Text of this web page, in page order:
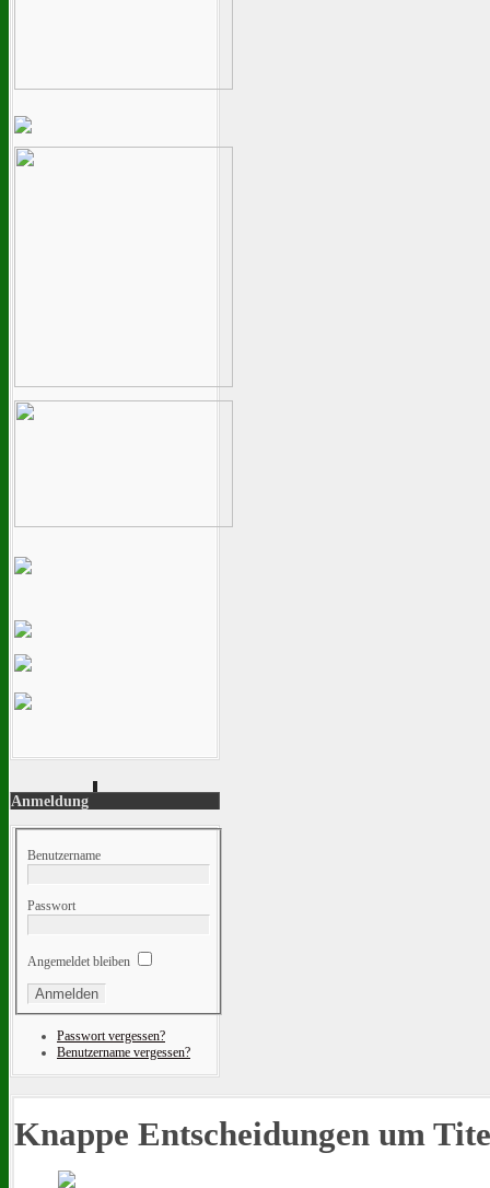
Anmeldung
Benutzername
Passwort
Angemeldet bleiben
Passwort vergessen?
Benutzername vergessen?
Knappe Entscheidungen um